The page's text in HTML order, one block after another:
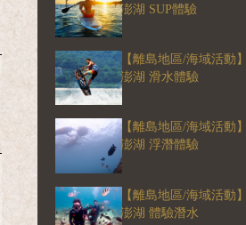
澎湖 SUP體驗
【離島地區/海域活動】
澎湖 滑水體驗
【離島地區/海域活動】
澎湖 浮潛體驗
【離島地區/海域活動】
澎湖 體驗潛水